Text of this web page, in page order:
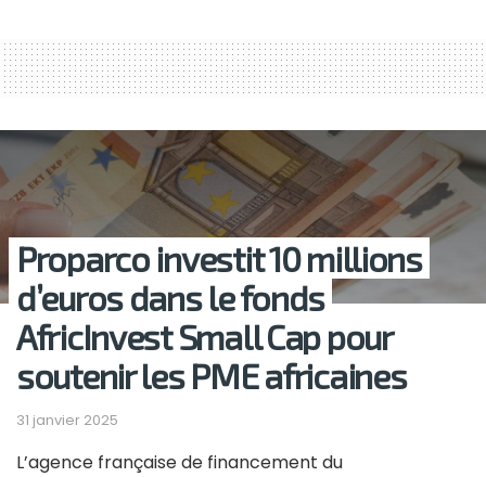
Proparco investit 10 millions
d’euros dans le fonds
AfricInvest Small Cap pour
soutenir les PME africaines
31 janvier 2025
L’agence française de financement du